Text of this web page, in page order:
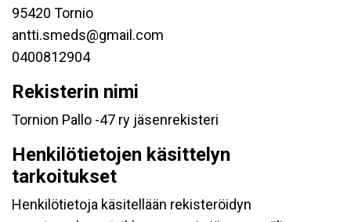
95420 Tornio
antti.smeds@gmail.com
0400812904
Rekisterin nimi
Tornion Pallo -47 ry jäsenrekisteri
Henkilötietojen käsittelyn
tarkoitukset
Henkilötietoja käsitellään rekisteröidyn